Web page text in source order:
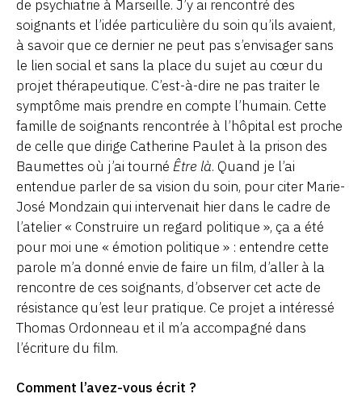
de psychiatrie à Marseille. J’y ai rencontré des
soignants et l’idée particulière du soin qu’ils avaient,
à savoir que ce dernier ne peut pas s’envisager sans
le lien social et sans la place du sujet au cœur du
projet thérapeutique. C’est-à-dire ne pas traiter le
symptôme mais prendre en compte l’humain. Cette
famille de soignants rencontrée à l’hôpital est proche
de celle que dirige Catherine Paulet à la prison des
Baumettes où j’ai tourné Être là. Quand je l’ai
entendue parler de sa vision du soin, pour citer Marie-
José Mondzain qui intervenait hier dans le cadre de
l’atelier « Construire un regard politique », ça a été
pour moi une « émotion politique » : entendre cette
parole m’a donné envie de faire un film, d’aller à la
rencontre de ces soignants, d’observer cet acte de
résistance qu’est leur pratique. Ce projet a intéressé
Thomas Ordonneau et il m’a accompagné dans
l’écriture du film.
Comment l’avez-vous écrit ?